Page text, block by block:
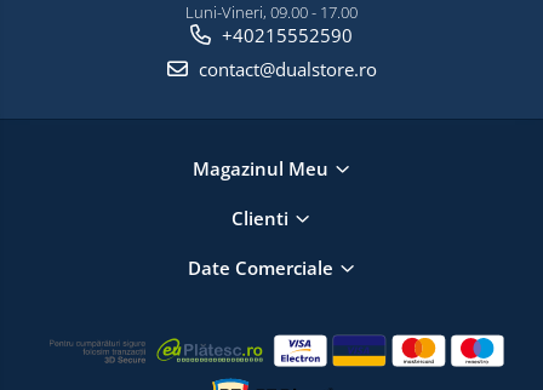
Luni-Vineri, 09.00 - 17.00
+40215552590
contact@dualstore.ro
Magazinul Meu
Clienti
Date Comerciale